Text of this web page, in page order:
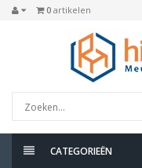
0 artikelen
CATEGORIEËN